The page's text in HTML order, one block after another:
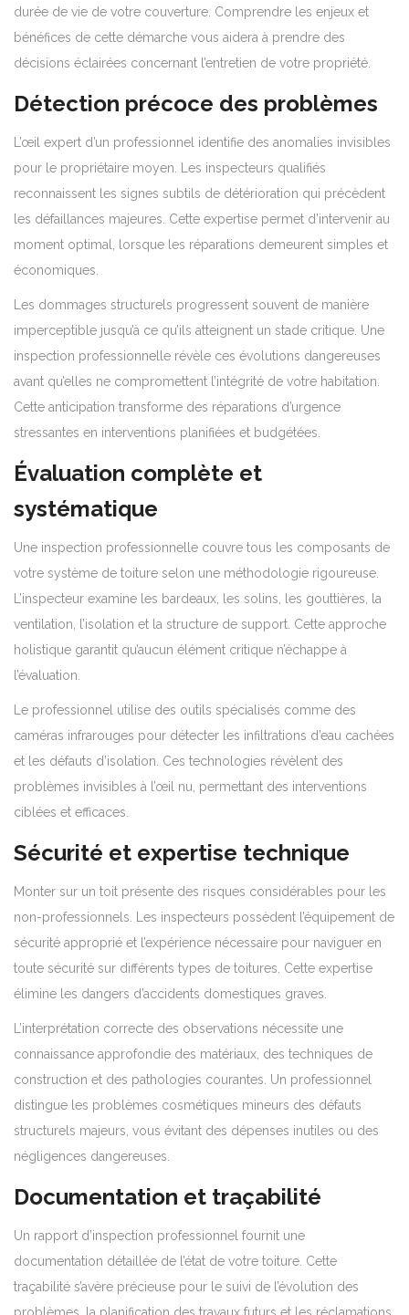
durée de vie de votre couverture. Comprendre les enjeux et
bénéfices de cette démarche vous aidera à prendre des
décisions éclairées concernant l’entretien de votre propriété.
Détection précoce des problèmes
L’œil expert d’un professionnel identifie des anomalies invisibles
pour le propriétaire moyen. Les inspecteurs qualifiés
reconnaissent les signes subtils de détérioration qui précèdent
les défaillances majeures. Cette expertise permet d’intervenir au
moment optimal, lorsque les réparations demeurent simples et
économiques.
Les dommages structurels progressent souvent de manière
imperceptible jusqu’à ce qu’ils atteignent un stade critique. Une
inspection professionnelle révèle ces évolutions dangereuses
avant qu’elles ne compromettent l’intégrité de votre habitation.
Cette anticipation transforme des réparations d’urgence
stressantes en interventions planifiées et budgétées.
Évaluation complète et
systématique
Une inspection professionnelle couvre tous les composants de
votre système de toiture selon une méthodologie rigoureuse.
L’inspecteur examine les bardeaux, les solins, les gouttières, la
ventilation, l’isolation et la structure de support. Cette approche
holistique garantit qu’aucun élément critique n’échappe à
l’évaluation.
Le professionnel utilise des outils spécialisés comme des
caméras infrarouges pour détecter les infiltrations d’eau cachées
et les défauts d’isolation. Ces technologies révèlent des
problèmes invisibles à l’œil nu, permettant des interventions
ciblées et efficaces.
Sécurité et expertise technique
Monter sur un toit présente des risques considérables pour les
non-professionnels. Les inspecteurs possèdent l’équipement de
sécurité approprié et l’expérience nécessaire pour naviguer en
toute sécurité sur différents types de toitures. Cette expertise
élimine les dangers d’accidents domestiques graves.
L’interprétation correcte des observations nécessite une
connaissance approfondie des matériaux, des techniques de
construction et des pathologies courantes. Un professionnel
distingue les problèmes cosmétiques mineurs des défauts
structurels majeurs, vous évitant des dépenses inutiles ou des
négligences dangereuses.
Documentation et traçabilité
Un rapport d’inspection professionnel fournit une
documentation détaillée de l’état de votre toiture. Cette
traçabilité s’avère précieuse pour le suivi de l’évolution des
problèmes, la planification des travaux futurs et les réclamations